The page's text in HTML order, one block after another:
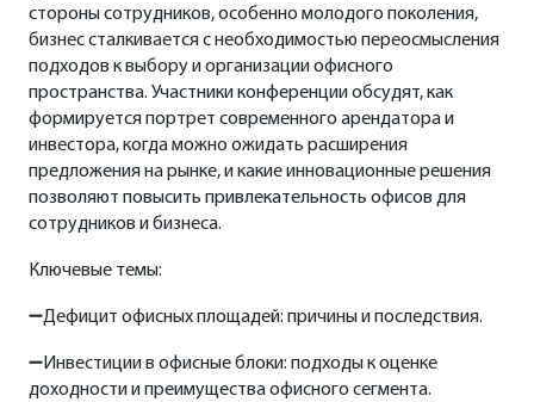
стороны сотрудников, особенно молодого поколения,
бизнес сталкивается с необходимостью переосмысления
подходов к выбору и организации офисного
пространства. Участники конференции обсудят, как
формируется портрет современного арендатора и
инвестора, когда можно ожидать расширения
предложения на рынке, и какие инновационные решения
позволяют повысить привлекательность офисов для
сотрудников и бизнеса.
Ключевые темы:
➖Дефицит офисных площадей: причины и последствия.
➖Инвестиции в офисные блоки: подходы к оценке
доходности и преимущества офисного сегмента.